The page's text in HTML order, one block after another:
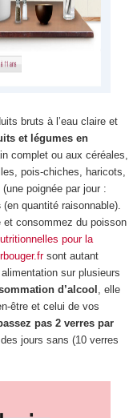
bruts à l’eau claire et
et légumes en
complet ou aux céréales,
pois-chiches, haricots,
(une poignée par jour :
(en quantité raisonnable).
consommez du poisson
pour la
sont autant
sur plusieurs
d’alcool , elle
être et celui de vos
pas 2 verres par
jours sans (10 verres